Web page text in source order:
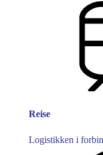
Reise
Logistikken i